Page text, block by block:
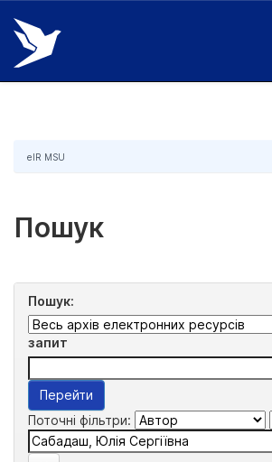
Skip
navigation
eIR MSU
Пошук
Пошук:
запит
Поточні фільтри: